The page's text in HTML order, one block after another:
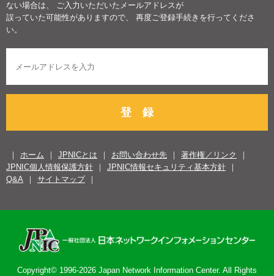
ない場合は、 ご入力いただいたメールアドレスが
誤っていた可能性がありますので、 再度ご登録手続きを行ってくださ
い。
登 録
ホーム JPNICとは お問い合わせ先
著作権／リンク
JPNIC個人情報保護方針
JPNIC情報セキュリティ基本方針
Q&A
サイトマップ
Copyright© 1996-2026 Japan Network Information Center. All Rights